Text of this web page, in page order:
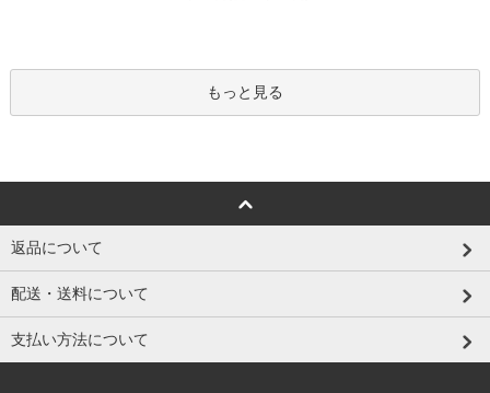
もっと見る
返品について
配送・送料について
支払い方法について